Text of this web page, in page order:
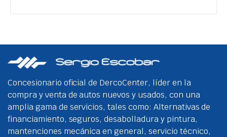
Concesionario oficial de DercoCenter, líder en la
compra y venta de autos nuevos y usados, con una
amplia gama de servicios, tales como: Alternativas de
financiamiento, seguros, desabolladura y pintura,
mantenciones mecánica en general, servicio técnico,